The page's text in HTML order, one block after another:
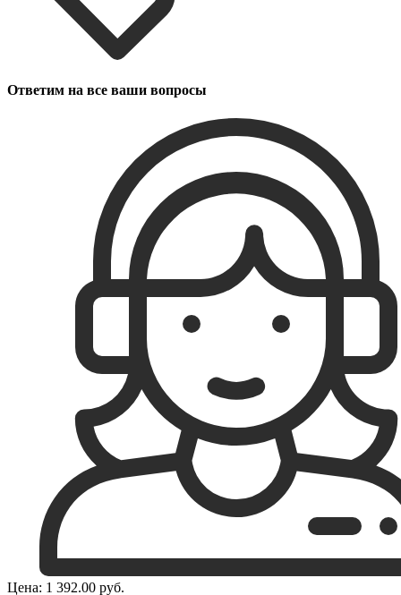
Ответим на все ваши вопросы
Цена: 1 392.00 руб.